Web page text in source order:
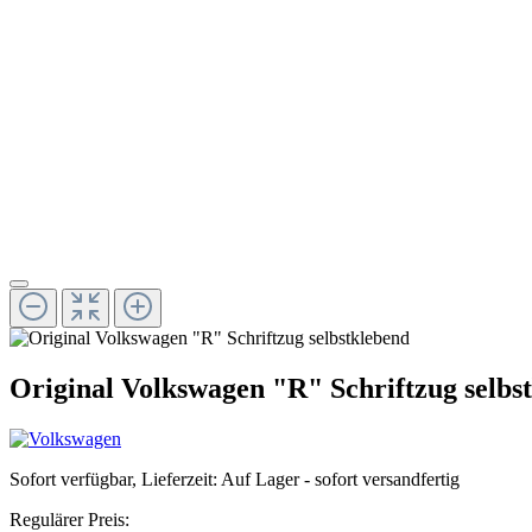
Original Volkswagen "R" Schriftzug
Sofort verfügbar, Lieferzeit: Auf Lager - sofort versandfertig
Regulärer Preis: